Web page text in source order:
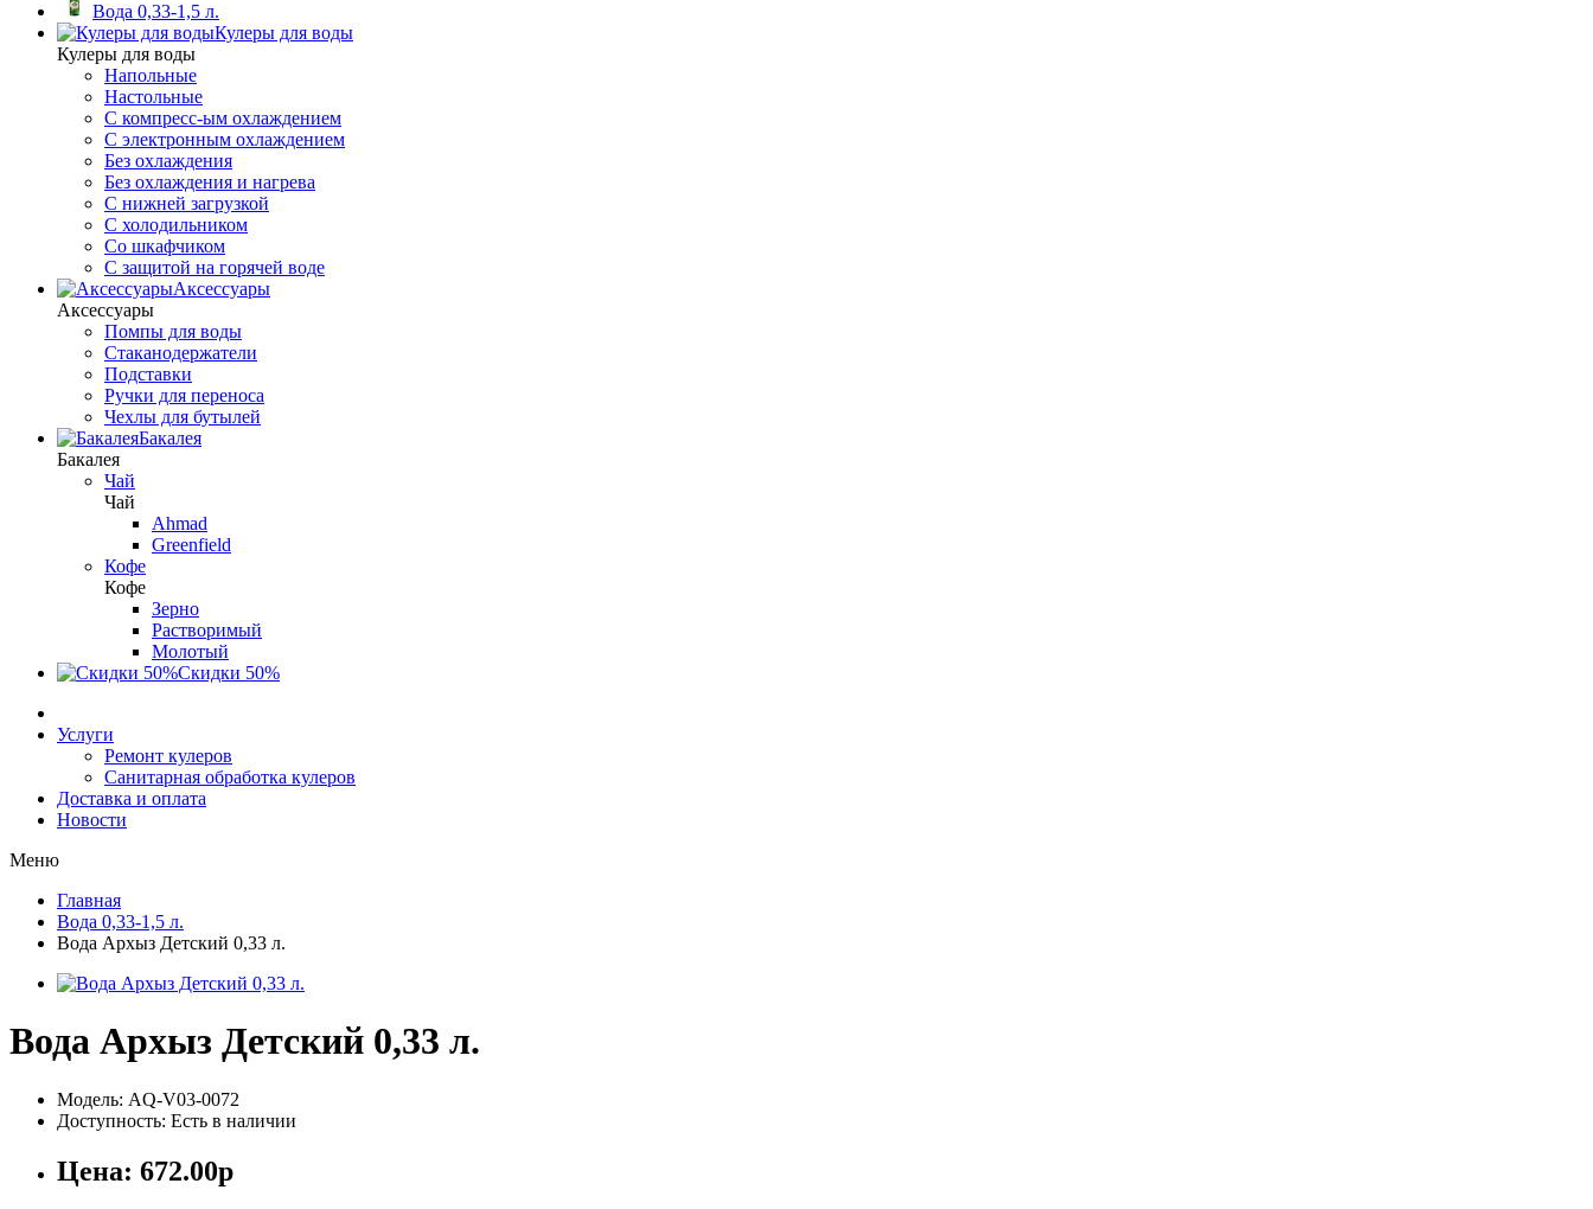
Вода 0,33-1,5 л.
Кулеры для воды
Кулеры для воды
Напольные
Настольные
С компресс-ым охлаждением
С электронным охлаждением
Без охлаждения
Без охлаждения и нагрева
С нижней загрузкой
С холодильником
Со шкафчиком
С защитой на горячей воде
Аксессуары
Аксессуары
Помпы для воды
Стаканодержатели
Подставки
Ручки для переноса
Чехлы для бутылей
Бакалея
Бакалея
Чай
Чай
Ahmad
Greenfield
Кофе
Кофе
Зерно
Растворимый
Молотый
Скидки 50%
Услуги
Ремонт кулеров
Санитарная обработка кулеров
Доставка и оплата
Новости
Меню
Главная
Вода 0,33-1,5 л.
Вода Архыз Детский 0,33 л.
Вода Архыз Детский 0,33 л.
Модель: AQ-V03-0072
Доступность: Есть в наличии
Цена: 672.00р